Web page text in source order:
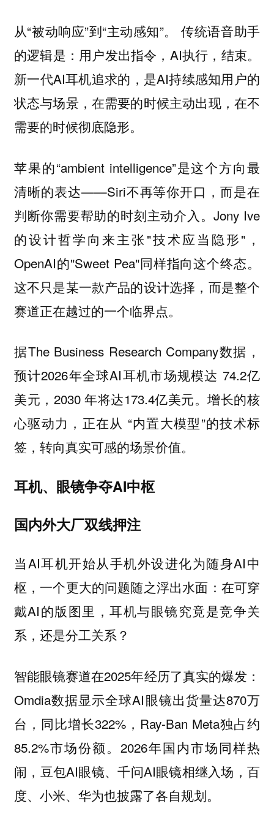
从“被动响应”到“主动感知”。 传统语音助手
的逻辑是：用户发出指令，AI执行，结束。
新一代AI耳机追求的，是AI持续感知用户的
状态与场景，在需要的时候主动出现，在不
需要的时候彻底隐形。
苹果的“ambient intelligence”是这个方向最
清晰的表达——Siri不再等你开口，而是在
判断你需要帮助的时刻主动介入。Jony Ive
的设计哲学向来主张"技术应当隐形"，
OpenAI的"Sweet Pea"同样指向这个终态。
这不只是某一款产品的设计选择，而是整个
赛道正在越过的一个临界点。
据The Business Research Company数据，
预计2026年全球AI耳机市场规模达 74.2亿
美元，2030 年将达173.4亿美元。增长的核
心驱动力，正在从 “内置大模型”的技术标
签，转向真实可感的场景价值。
耳机、眼镜争夺AI中枢
国内外大厂双线押注
当AI耳机开始从手机外设进化为随身AI中
枢，一个更大的问题随之浮出水面：在可穿
戴AI的版图里，耳机与眼镜究竟是竞争关
系，还是分工关系？
智能眼镜赛道在2025年经历了真实的爆发：
Omdia数据显示全球AI眼镜出货量达870万
台，同比增长322%，Ray-Ban Meta独占约
85.2%市场份额。2026年国内市场同样热
闹，豆包AI眼镜、千问AI眼镜相继入场，百
度、小米、华为也披露了各自规划。